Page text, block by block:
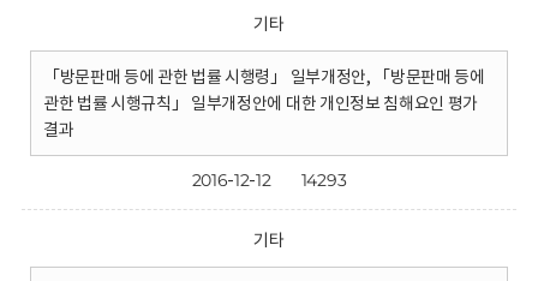
기타
「방문판매 등에 관한 법률 시행령」 일부개정안, 「방문판매 등에
관한 법률 시행규칙」 일부개정안에 대한 개인정보 침해요인 평가
결과
2016-12-12 14293
기타